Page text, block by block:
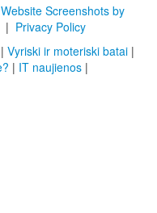
Website Screenshots by
| Privacy Policy
| Vyriski ir moteriski batai |
| IT naujienos |